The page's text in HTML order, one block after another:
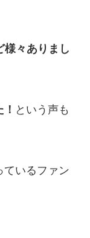
様々ありまし
という声も
ているファン